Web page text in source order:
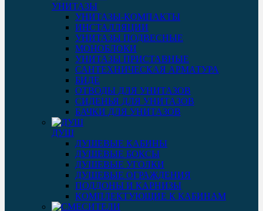
УНИТАЗЫ
УНИТАЗЫ-КОМПАКТЫ
ИНСТАЛЛЯЦИИ
УНИТАЗЫ ПОДВЕСНЫЕ
МОНОБЛОКИ
УНИТАЗЫ ПРИСТАВНЫЕ
САНТЕХНИЧЕСКАЯ АРМАТУРА
БИДЕ
ОТВОДЫ ДЛЯ УНИТАЗОВ
СИДЕНЬЯ ДЛЯ УНИТАЗОВ
БАЧКИ ДЛЯ УНИТАЗОВ
ДУШ
ДУШЕВЫЕ КАБИНЫ
ДУШЕВЫЕ БОКСЫ
ДУШЕВЫЕ УГОЛКИ
ДУШЕВЫЕ ОГРАЖДЕНИЯ
ПОДДОНЫ И КАРНИЗЫ
КОМПЛЕКТУЮЩИЕ К КАБИНАМ